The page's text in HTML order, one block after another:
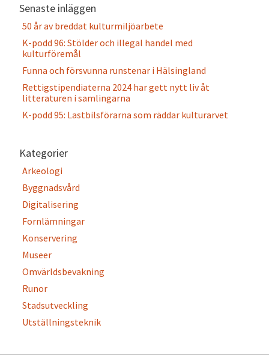
Senaste inläggen
50 år av breddat kulturmiljöarbete
K-podd 96: Stölder och illegal handel med
kulturföremål
Funna och försvunna runstenar i Hälsingland
Rettigstipendiaterna 2024 har gett nytt liv åt
litteraturen i samlingarna
K-podd 95: Lastbilsförarna som räddar kulturarvet
Kategorier
Arkeologi
Byggnadsvård
Digitalisering
Fornlämningar
Konservering
Museer
Omvärldsbevakning
Runor
Stadsutveckling
Utställningsteknik